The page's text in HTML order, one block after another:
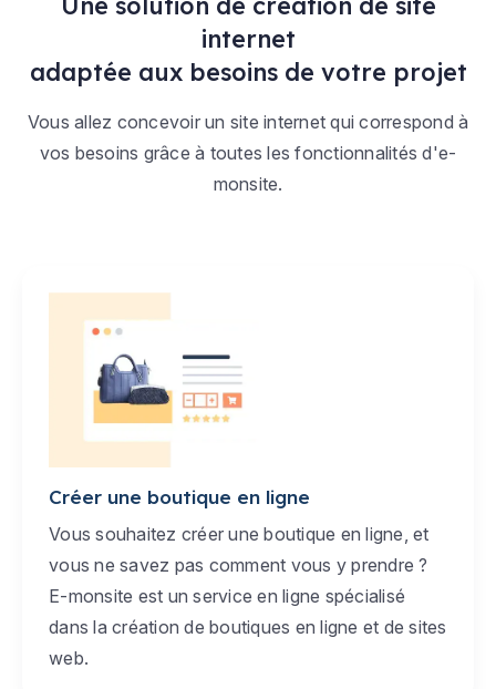
internet
adaptée aux besoins de votre projet
Vous allez concevoir un site internet qui correspond à
vos besoins grâce à toutes les fonctionnalités d'e-
monsite.
Créer une boutique en ligne
Vous souhaitez créer une boutique en ligne, et
vous ne savez pas comment vous y prendre ?
E-monsite est un service en ligne spécialisé
dans la création de boutiques en ligne et de sites
web.